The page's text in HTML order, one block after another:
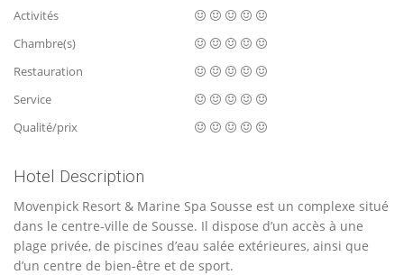
Activités
Chambre(s)
Restauration
Service
Qualité/prix
Hotel Description
Movenpick Resort & Marine Spa Sousse est un complexe situé
dans le centre-ville de Sousse. Il dispose d’un accès à une
plage privée, de piscines d’eau salée extérieures, ainsi que
d’un centre de bien-être et de sport.